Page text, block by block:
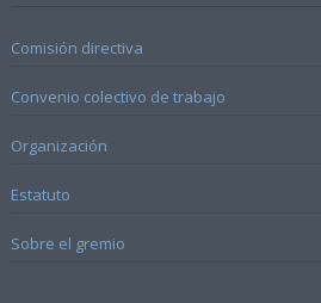
Comisión directiva
Convenio colectivo de trabajo
Organización
Estatuto
Sobre el gremio